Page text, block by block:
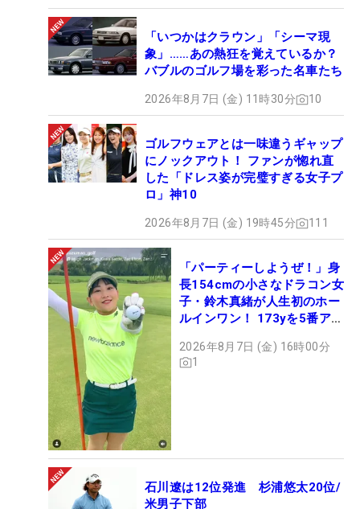
「いつかはクラウン」「シーマ現
象」……あの熱狂を覚えているか？
バブルのゴルフ場を彩った名車たち
2026年8月7日 (金) 11時30分 10
ゴルフウェアとは一味違うギャップ
にノックアウト！ ファンが惚れ直
した「ドレス姿が完璧すぎる女子プ
ロ」神10
2026年8月7日 (金) 19時45分 111
「パーティーしようぜ！」身
長154cmの小さなドラコン女
子・鈴木真緒が人生初のホー
ルインワン！ 173yを5番アイ
2026年8月7日 (金) 16時00分
1
石川遼は12位発進 杉浦悠太20位/
米男子下部